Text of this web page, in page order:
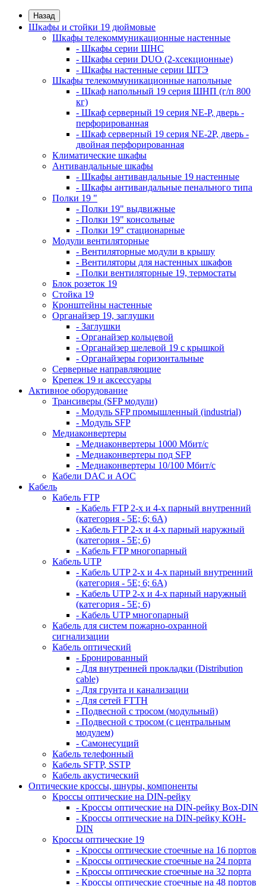
Назад
Шкафы и стойки 19 дюймовые
Шкафы телекоммуникационные настенные
- Шкафы серии ШНС
- Шкафы серии DUO (2-хсекционные)
- Шкафы настенные серии ШТЭ
Шкафы телекоммуникационные напольные
- Шкаф напольный 19 серия ШНП (г/п 800
кг)
- Шкаф серверный 19 серия NE-P, дверь -
перфорированная
- Шкаф серверный 19 серия NE-2P, дверь -
двойная перфорированная
Климатические шкафы
Антивандальные шкафы
- Шкафы антивандальные 19 настенные
- Шкафы антивандальные пенального типа
Полки 19 "
- Полки 19" выдвижные
- Полки 19" консольные
- Полки 19" стационарные
Модули вентиляторные
- Вентиляторные модули в крышу
- Вентиляторы для настенных шкафов
- Полки вентиляторные 19, термостаты
Блок розеток 19
Стойка 19
Кронштейны настенные
Органайзер 19, заглушки
- Заглушки
- Органайзер кольцевой
- Органайзер щелевой 19 с крышкой
- Органайзеры горизонтальные
Серверные направляющие
Крепеж 19 и аксессуары
Активное оборудование
Трансиверы (SFP модули)
- Модуль SFP промышленный (industrial)
- Модуль SFP
Медиаконвертеры
- Медиаконвертеры 1000 Мбит/с
- Медиаконвертеры под SFP
- Медиаконвертеры 10/100 Мбит/с
Кабели DAC и AOC
Кабель
Кабель FTP
- Кабель FTP 2-х и 4-х парный внутренний
(категория - 5Е; 6; 6А)
- Кабель FTP 2-х и 4-х парный наружный
(категория - 5Е; 6)
- Кабель FTP многопарный
Кабель UTP
- Кабель UTP 2-х и 4-х парный внутренний
(категория - 5Е; 6; 6А)
- Кабель UTP 2-х и 4-х парный наружный
(категория - 5Е; 6)
- Кабель UTP многопарный
Кабель для систем пожарно-охранной
сигнализации
Кабель оптический
- Бронированный
- Для внутренней прокладки (Distribution
cable)
- Для грунта и канализации
- Для сетей FTTH
- Подвесной с тросом (модульный)
- Подвесной с тросом (с центральным
модулем)
- Самонесущий
Кабель телефонный
Кабель SFTP, SSTP
Кабель акустический
Оптические кроссы, шнуры, компоненты
Кроссы оптические на DIN-рейку
- Кроссы оптические на DIN-рейку Box-DIN
- Кроссы оптические на DIN-рейку КОН-
DIN
Кроссы оптические 19
- Кроссы оптические стоечные на 16 портов
- Кроссы оптические стоечные на 24 порта
- Кроссы оптические стоечные на 32 порта
- Кроссы оптические стоечные на 48 портов